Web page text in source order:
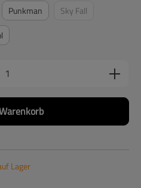
Punkman Sky Fall(Diese Option ist
den gewünschten
Lager